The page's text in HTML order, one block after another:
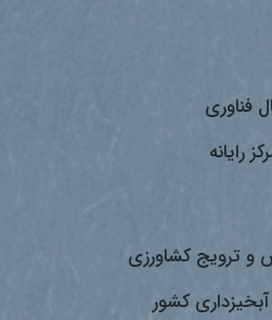
فناوری
رایانه
و ترویج کشاورزی
کشور